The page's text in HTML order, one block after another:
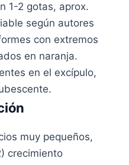
1-2 gotas, aprox.
según autores
con extremos
en naranja.
en el excípulo,
muy pequeños,
crecimiento